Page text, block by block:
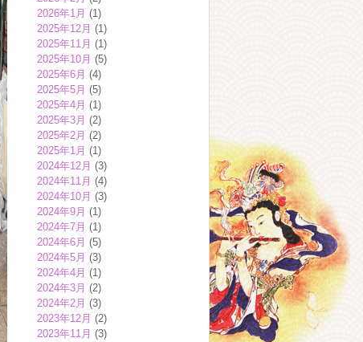
2026年1月 (1)
2025年12月 (1)
2025年11月 (1)
2025年10月 (5)
2025年6月 (4)
2025年5月 (5)
2025年4月 (1)
2025年3月 (2)
2025年2月 (2)
2025年1月 (1)
2024年12月 (3)
2024年11月 (4)
2024年10月 (3)
2024年9月 (1)
2024年7月 (1)
2024年6月 (5)
2024年5月 (3)
2024年4月 (1)
2024年3月 (2)
2024年2月 (3)
2023年12月 (2)
2023年11月 (3)